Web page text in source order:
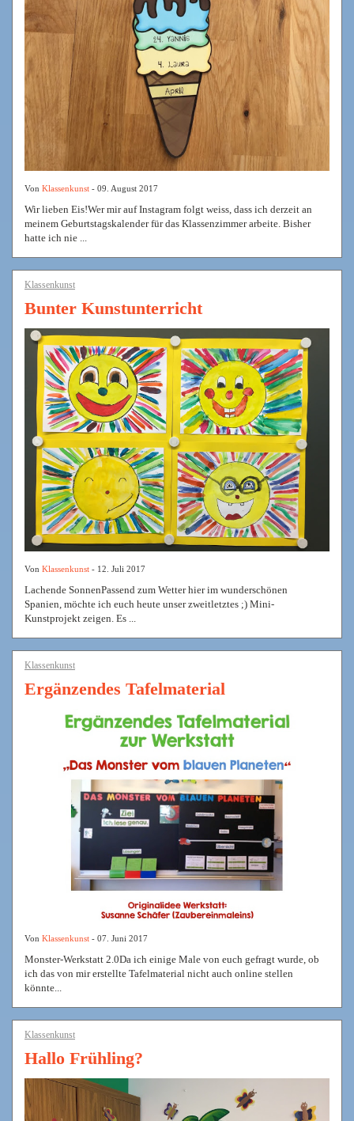
Von Klassenkunst - 09. August 2017
Wir lieben Eis!Wer mir auf Instagram folgt weiss, dass ich derzeit an
meinem Geburtstagskalender für das Klassenzimmer arbeite. Bisher
hatte ich nie ...
Klassenkunst
Bunter Kunstunterricht
Von Klassenkunst - 12. Juli 2017
Lachende SonnenPassend zum Wetter hier im wunderschönen
Spanien, möchte ich euch heute unser zweitletztes ;) Mini-
Kunstprojekt zeigen. Es ...
Klassenkunst
Ergänzendes Tafelmaterial
Von Klassenkunst - 07. Juni 2017
Monster-Werkstatt 2.0Da ich einige Male von euch gefragt wurde, ob
ich das von mir erstellte Tafelmaterial nicht auch online stellen
könnte...
Klassenkunst
Hallo Frühling?